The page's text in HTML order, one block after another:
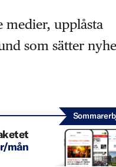
medier, upplåsta
som sätter
mån